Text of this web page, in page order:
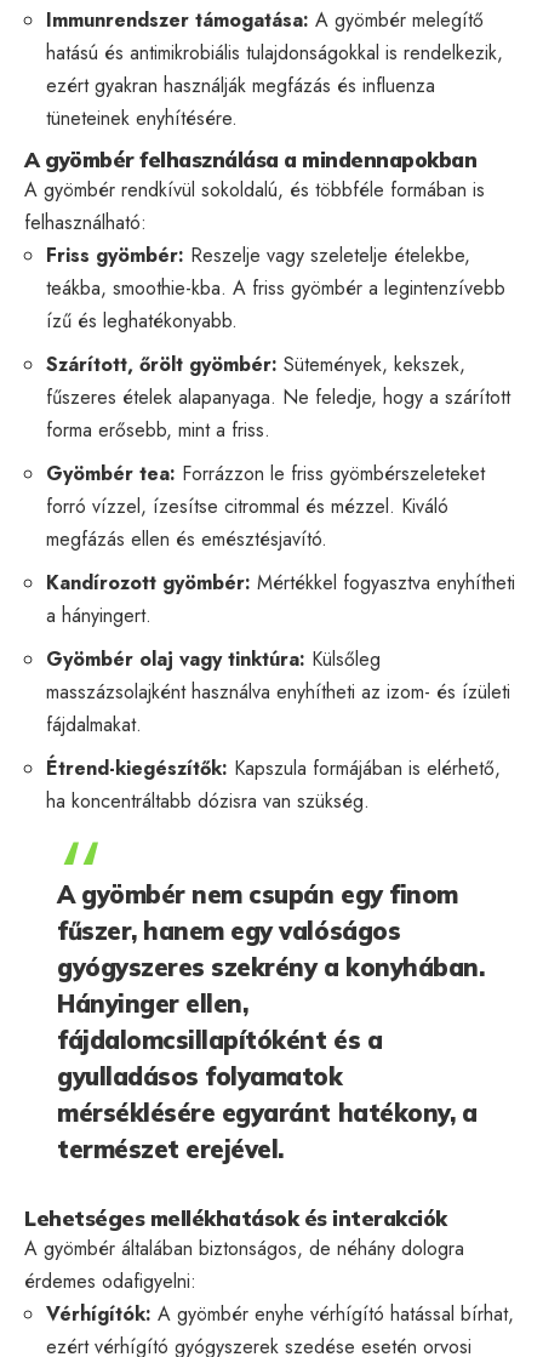
Immunrendszer támogatása: A gyömbér melegítő
hatású és antimikrobiális tulajdonságokkal is rendelkezik,
ezért gyakran használják megfázás és influenza
tüneteinek enyhítésére.
A gyömbér felhasználása a mindennapokban
A gyömbér rendkívül sokoldalú, és többféle formában is
felhasználható:
Friss gyömbér: Reszelje vagy szeletelje ételekbe,
teákba, smoothie-kba. A friss gyömbér a legintenzívebb
ízű és leghatékonyabb.
Szárított, őrölt gyömbér: Sütemények, kekszek,
fűszeres ételek alapanyaga. Ne feledje, hogy a szárított
forma erősebb, mint a friss.
Gyömbér tea: Forrázzon le friss gyömbérszeleteket
forró vízzel, ízesítse citrommal és mézzel. Kiváló
megfázás ellen és emésztésjavító.
Kandírozott gyömbér: Mértékkel fogyasztva enyhítheti
a hányingert.
Gyömbér olaj vagy tinktúra: Külsőleg
masszázsolajként használva enyhítheti az izom- és ízületi
fájdalmakat.
Étrend-kiegészítők: Kapszula formájában is elérhető,
ha koncentráltabb dózisra van szükség.
A gyömbér nem csupán egy finom
fűszer, hanem egy valóságos
gyógyszeres szekrény a konyhában.
Hányinger ellen,
fájdalomcsillapítóként és a
gyulladásos folyamatok
mérséklésére egyaránt hatékony, a
természet erejével.
Lehetséges mellékhatások és interakciók
A gyömbér általában biztonságos, de néhány dologra
érdemes odafigyelni:
Vérhígítók: A gyömbér enyhe vérhígító hatással bírhat,
ezért vérhígító gyógyszerek szedése esetén orvosi